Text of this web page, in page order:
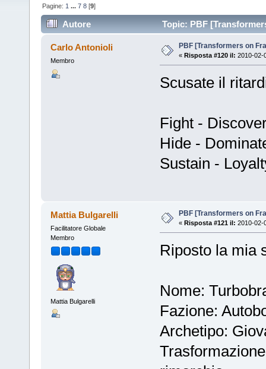
Pagine: 1 ...7 8 [9]
Autore Topic: PBF
Carlo Antonioli
Membro
PBF [Transformers on
« Risposta #120 il: 2010-02-
Scusate il
Fight -
Hide -
Sustain -
Mattia Bulgarelli
Facilitatore Globale
Membro
Mattia Bulgarelli
PBF [Transformers on
« Risposta #121 il: 2010-02-
Riposto la mia
Nome:
Fazione:
Archetipo: